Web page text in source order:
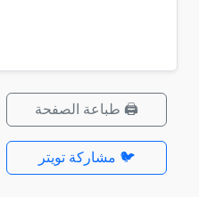
🖨️ طباعة الصفحة
🐦 مشاركة تويتر